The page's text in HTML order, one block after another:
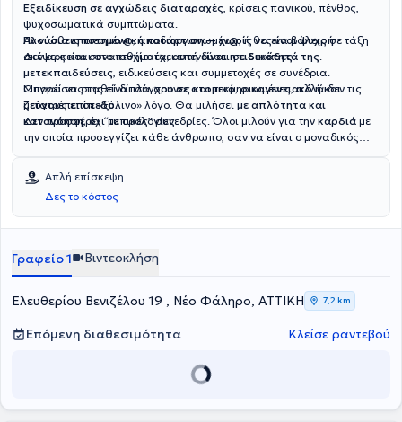
Εξειδίκευση σε αγχώδεις διαταραχές, κρίσεις πανικού, πένθος,
ψυχοσωματικά συμπτώματα.
Αν νιώθεις πιεσμέν@, αποδιοργανωμέν@, ή θες να βάλεις σε τάξη
σκέψεις και συναισθήματα,αυτή είναι η ειδικότητά της.
Πλούσια επιστημονική κατάρτιση — χωρίς να είναι ψυχρή
Δεν αρκείται στο πτυχίο: έχει επενδύσει σεδεκάδες
μετεκπαιδεύσεις, ειδικεύσεις και συμμετοχές σε συνέδρια.
Οι γνώσεις της είναι σύγχρονες και τεκμηριωμένες, αλλά δεν τις
μετατρέπει σε «ξύλινο» λόγο. Θα μιλήσει με απλότητα και
κατανόηση, όχι με ορολογίες.
Μπορεί να σταθεί δίπλα σουσε ατομικό, οικογενειακό ή και
ζεύγους επίπεδο.
Δεν προσφέρει “τυπικές” συνεδρίες. Όλοι μιλούν για την καρδιά με
την οποία προσεγγίζει κάθε άνθρωπο, σαν να είναι ο μοναδικός
Απλή επίσκεψη
Δες το κόστος
Γραφείο 1 Βιντεοκλήση
Ελευθερίου Βενιζέλου 19 , Νέο Φάληρο, ΑΤΤΙΚΗ 7,2 km
Επόμενη διαθεσιμότητα Κλείσε ραντεβού